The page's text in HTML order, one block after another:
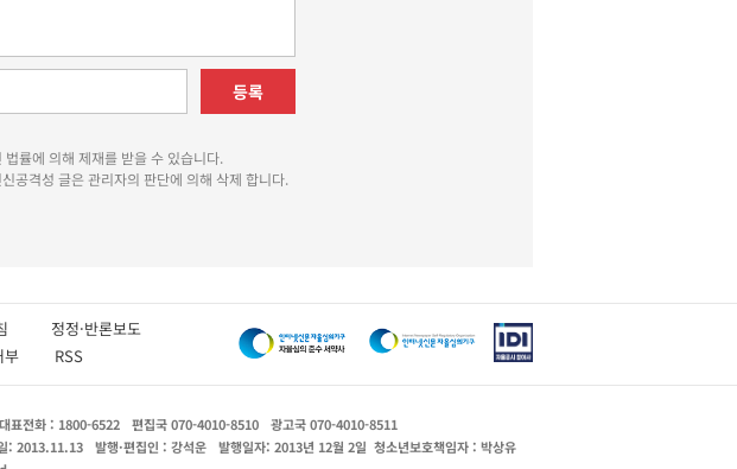
등록
률에 의해 제재를 받을 수 있습니다.
공격성 글은 관리자의 판단에 의해 삭제 합니다.
침 정정·반론보도
부 RSS
대표전화 : 1800-6522 편집국 070-4010-8510
광고국 070-4010-8511
: 2013.11.13 발행·편집인 : 강석운 발행일자: 2013년 12월 2일 청소년보호책임자 : 박상유